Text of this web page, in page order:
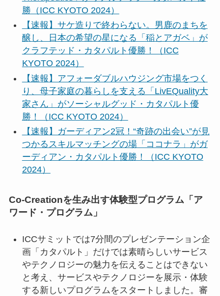
勝（ICC KYOTO 2024）
【速報】サケ造りで終わらない。男鹿のまちを
醸し、日本の希望の星になる「稲とアガベ」が
クラフテッド・カタパルト優勝！（ICC
KYOTO 2024）
【速報】アフォーダブルハウジング市場をつく
り、母子家庭の暮らしを支える「LivEQuality大
家さん」がソーシャルグッド・カタパルト優
勝！（ICC KYOTO 2024）
【速報】ガーディアン2冠！“奇跡の出会い”が見
つかるスキルマッチングの場「ココナラ」がガ
ーディアン・カタパルト優勝！（ICC KYOTO
2024）
Co-Creationを生み出す体験型プログラム「ア
ワード・プログラム」
ICCサミットでは7分間のプレゼンテーション企
画「カタパルト」だけでは素晴らしいサービス
やテクノロジーの魅力を伝えることはできない
と考え、サービスやテクノロジーを展示・体験
する新しいプログラムをスタートしました。審